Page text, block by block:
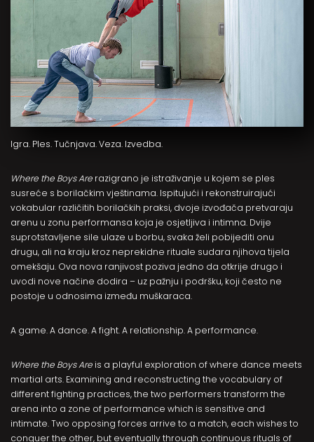
Igra. Ples. Tučnjava. Veza. Izvedba.
Where the Boys Are razigrano je istraživanje u kojem se ples
susreće s borilačkim vještinama. Ispitujući i rekonstruirajući
vokabular različitih borilačkih praksi, dvoje izvođača pretvaraju
arenu u zonu performansa koja je osjetljiva i intimna. Dvije
suprotstavljene sile ulaze u borbu, svaka želi pobijediti onu
drugu, ali na kraju kroz neprekidne rituale sudara njihova tijela
omekšaju. Ova nova ranjivost poziva jedno da otkrije drugo i
uvodi nove načine dodira – uz pažnju i podršku, koji često ne
postoje u odnosima između muškaraca.
A game. A dance. A fight. A relationship. A performance.
Where the Boys Are is a playful exploration of where dance meets
martial arts. Examining and reconstructing the vocabulary of
different fighting practices, the two performers transform the
arena into a zone of performance which is sensitive and
intimate. Two opposing forces arrive to a match, each wishes to
conquer the other, but eventually through continuous rituals of